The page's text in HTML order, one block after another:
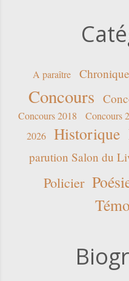
A paraître
Concours
Concours 2018
Concours
2026
Historique
parution Salon du
Policier